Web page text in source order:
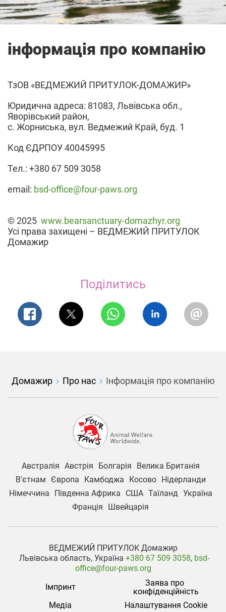
інформація про компанію
ТзОВ «ВЕДМЕЖИЙ ПРИТУЛОК-ДОМАЖИР»
Юридична адреса: 81083, Львівська обл.,
Яворівський район,
с. Жорниська, вул. Ведмежий Край, буд. 1
Код ЄДРПОУ 40045995
Тел.: +380 67 509 3058
email: bsd-office@four-paws.org
© 2025 www.bearsanctuary-domazhyr.org
Усі права захищені – ВЕДМЕЖИЙ ПРИТУЛОК
Домажир
Поділитись
Домажир Про нас Інформація про компанію
Австралія Австрія Болгарія
Велика Британія
В'єтнам
Європа Камбоджа Косово
Нідерланди
Німеччина
Південна Африка США Таїланд Україна
Франція
Швейцарія
ВЕДМЕЖИЙ ПРИТУЛОК Домажир
Львівська область, Україна +380 67 509 3058, bsd-
office@four-paws.org
Імпринт
Заява про
конфіденційність
Медіа
Налаштування Cookie